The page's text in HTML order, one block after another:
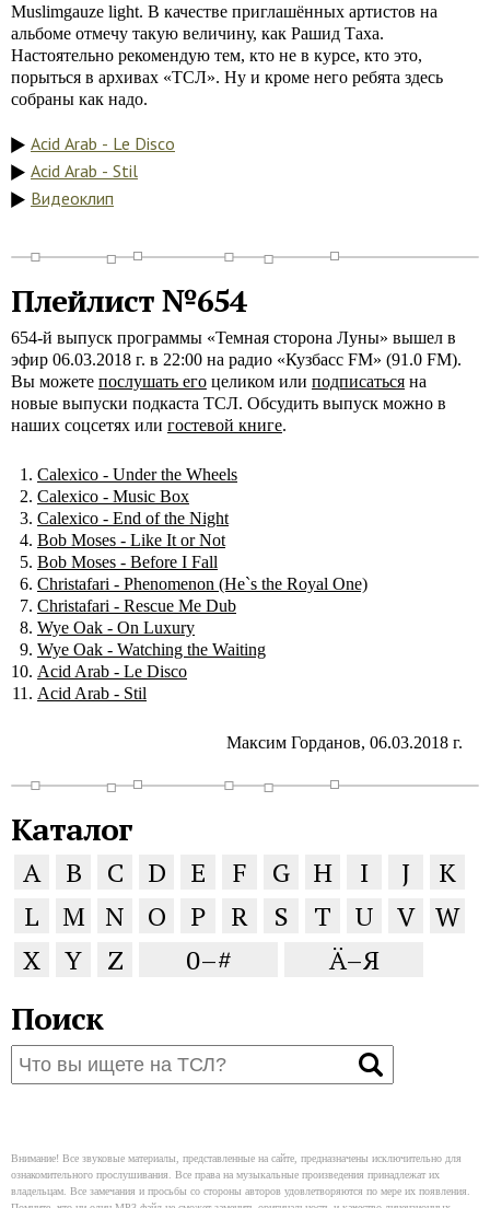
Muslimgauze light. В качестве приглашённых артистов на
альбоме отмечу такую величину, как Рашид Таха.
Настоятельно рекомендую тем, кто не в курсе, кто это,
порыться в архивах «ТСЛ». Ну и кроме него ребята здесь
собраны как надо.
Acid Arab - Le Disco
Acid Arab - Stil
Видеоклип
Плейлист №654
654-й выпуск программы «Темная сторона Луны» вышел в
эфир 06.03.2018 г. в 22:00 на радио «Кузбасс FM» (91.0 FM).
Вы можете послушать его целиком или подписаться на
новые выпуски подкаста ТСЛ. Обсудить выпуск можно в
наших соцсетях или гостевой книге.
Calexico - Under the Wheels
Calexico - Music Box
Calexico - End of the Night
Bob Moses - Like It or Not
Bob Moses - Before I Fall
Christafari - Phenomenon (He`s the Royal One)
Christafari - Rescue Me Dub
Wye Oak - On Luxury
Wye Oak - Watching the Waiting
Acid Arab - Le Disco
Acid Arab - Stil
Максим Горданов, 06.03.2018 г.
Каталог
A B C D E F G H I J
K
L
M N O P R S T U V W
X
Y Z 0–# Ä–Я
Поиск
Внимание! Все звуковые материалы, представленные на сайте, предназначены исключительно для
ознакомительного прослушивания. Все права на музыкальные произведения принадлежат их
владельцам. Все замечания и просьбы со стороны авторов удовлетворяются по мере их появления.